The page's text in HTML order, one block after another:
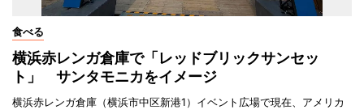
食べる
横浜赤レンガ倉庫で「レッドブリックサンセッ
ト」 サンタモニカをイメージ
横浜赤レンガ倉庫（横浜市中区新港1）イベント広場で現在、アメリカ